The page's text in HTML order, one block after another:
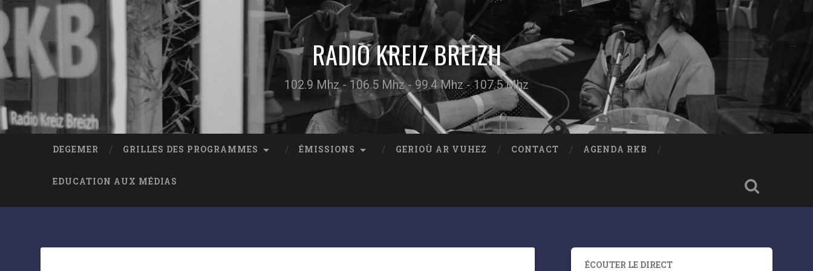
RADIO KREIZ BREIZH
102.9 Mhz - 106.5 Mhz - 99.4 Mhz - 107.5 Mhz
DEGEMER GRILLES DES PROGRAMMES ÉMISSIONS GERIOÙ AR VUHEZ CONTACT AGENDA RKB
EDUCATION AUX MÉDIAS
ÉCOUTER LE DIRECT